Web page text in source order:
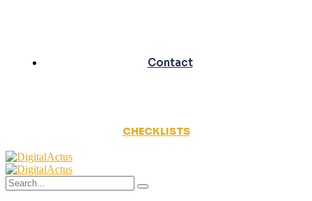
Contact
CHECKLISTS